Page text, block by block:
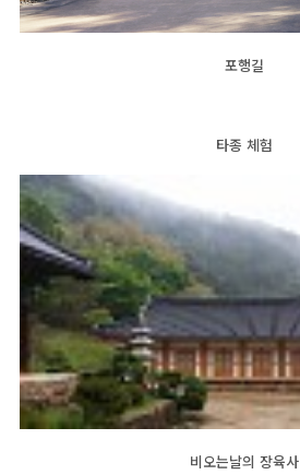
포행길
타종 체험
비오는날의 장육사